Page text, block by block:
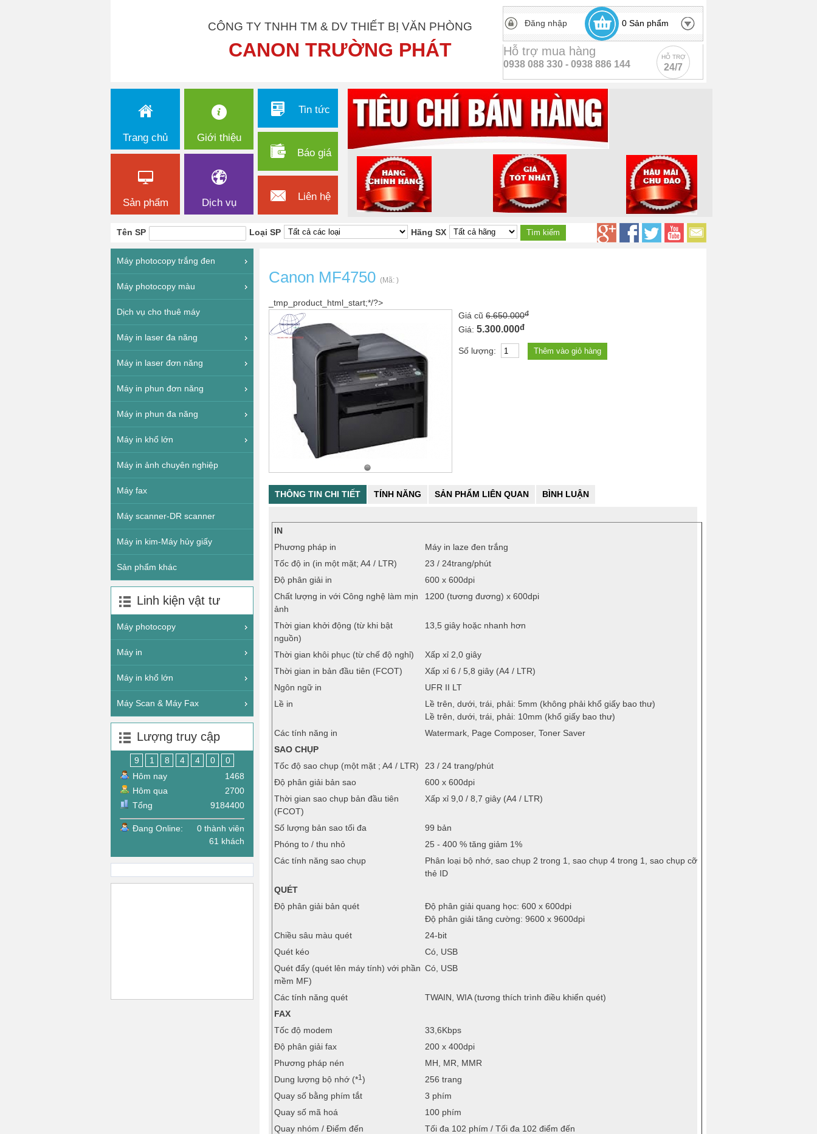
CÔNG TY TNHH TM & DV THIẾT BỊ VĂN PHÒNG
CANON TRƯỜNG PHÁT
Đăng nhập 0 Sản phẩm
Hỗ trợ mua hàng
0938 088 330 - 0938 886 144
HỖ TRỢ
24/7
Trang chủ Giới thiệu
Sản phẩm Dịch vụ
Tin tức
Báo giá
Liên hệ
Tên SP Loại SP Hãng SX
Canon MF4750 (Mã: )
_tmp_product_html_start;*/?>
Giá cũ 6.650.000đ
Giá: 5.300.000đ
Số lượng:
THÔNG TIN CHI TIẾT TÍNH NĂNG SẢN PHẨM LIÊN QUAN BÌNH LUẬN
IN
Phương pháp in
Máy in laze đen trắng
Tốc độ in (in một mặt; A4 / LTR)
23 / 24trang/phút
Độ phân giải in
600 x 600dpi
Chất lượng in với Công nghệ làm mịn
ảnh
1200 (tương đương) x 600dpi
Thời gian khởi động (từ khi bật
nguồn)
13,5 giây hoặc nhanh hơn
Thời gian khôi phục (từ chế độ nghỉ)
Xấp xỉ 2,0 giây
Thời gian in bản đầu tiên (FCOT)
Xấp xỉ 6 / 5,8 giây (A4 / LTR)
Ngôn ngữ in
UFR II LT
Lề in
Lề trên, dưới, trái, phải: 5mm (không phải khổ giấy bao thư)
Lề trên, dưới, trái, phải: 10mm (khổ giấy bao thư)
Các tính năng in
Watermark, Page Composer, Toner Saver
SAO CHỤP
Tốc độ sao chụp (một mặt ; A4 / LTR)
23 / 24 trang/phút
Độ phân giải bản sao
600 x 600dpi
Thời gian sao chụp bản đầu tiên
(FCOT)
Xấp xỉ 9,0 / 8,7 giây (A4 / LTR)
Số lượng bản sao tối đa
99 bản
Phóng to / thu nhỏ
25 - 400 % tăng giảm 1%
Các tính năng sao chụp
Phân loại bộ nhớ, sao chụp 2 trong 1, sao chụp 4 trong 1, sao chụp cỡ
thẻ ID
QUÉT
Độ phân giải bản quét
Độ phân giải quang học: 600 x 600dpi
Độ phân giải tăng cường: 9600 x 9600dpi
Chiều sâu màu quét
24-bit
Quét kéo
Có, USB
Quét đẩy (quét lên máy tính) với phần
mềm MF)
Có, USB
Các tính năng quét
TWAIN, WIA (tương thích trình điều khiển quét)
FAX
Tốc độ modem
33,6Kbps
Độ phân giải fax
200 x 400dpi
Phương pháp nén
MH, MR, MMR
Dung lượng bộ nhớ (*1)
256 trang
Quay số bằng phím tắt
3 phím
Quay số mã hoá
100 phím
Quay nhóm / Điểm đến
Tối đa 102 phím / Tối đa 102 điểm đến
Máy photocopy trắng đen
Máy photocopy màu
Dịch vụ cho thuê máy
Máy in laser đa năng
Máy in laser đơn năng
Máy in phun đơn năng
Máy in phun đa năng
Máy in khổ lớn
Máy in ảnh chuyên nghiệp
Máy fax
Máy scanner-DR scanner
Máy in kim-Máy hủy giấy
Sản phẩm khác
Linh kiện vật tư
Máy photocopy
Máy in
Máy in khổ lớn
Máy Scan & Máy Fax
Lượng truy cập
9 1 8 4 4 0
0
Hôm nay
Hôm qua
Tổng
1468
2700
9184400
Đang Online:
0 thành viên
61 khách